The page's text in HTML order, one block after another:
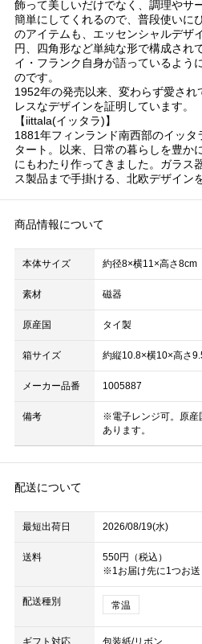
飾って美しいだけでなく、調理やサ
簡単にしてくれるので、普段使いに
のアイテムも、エッセンシャルデザ
円、四角形など単純な形で構成され
イ・フランク自身が語っているよう
のです。
1952年の発売以来、変わらず愛さ
レスなデザインを証明しています。
【iittala(イッタラ)】
1881年フィンランド南西部のイッタ
タート。以来、日常の暮らしを豊か
にもわたり作ってきました。ガラス
ス製品まで手掛ける、北欧デザイン
商品情報について
本体サイズ 約径8×横11×高さ8cm
素材 磁器
原産国 タイ製
箱サイズ 約縦10.8×横10×高さ
メーカー品番 1005887
備考
※電子レンジ可。原産
あります。
配送について
最短出荷日 2026/08/19(水)
送料
550円（税込）
※1お届け先に1つお送
配送種別 常温
ギフト対応 包装紙/リボン